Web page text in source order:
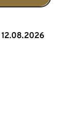
12.08.2026